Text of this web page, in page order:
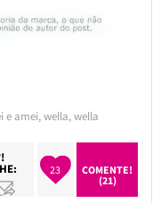
e amei,wella,wella
23
COMENTE!
(21)